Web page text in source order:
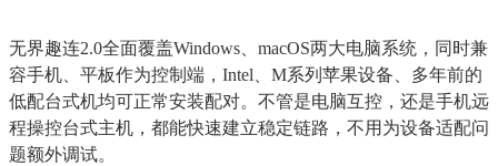
无界趣连2.0全面覆盖Windows、macOS两大电脑系统，同时兼
容手机、平板作为控制端，Intel、M系列苹果设备、多年前的
低配台式机均可正常安装配对。不管是电脑互控，还是手机远
程操控台式主机，都能快速建立稳定链路，不用为设备适配问
题额外调试。